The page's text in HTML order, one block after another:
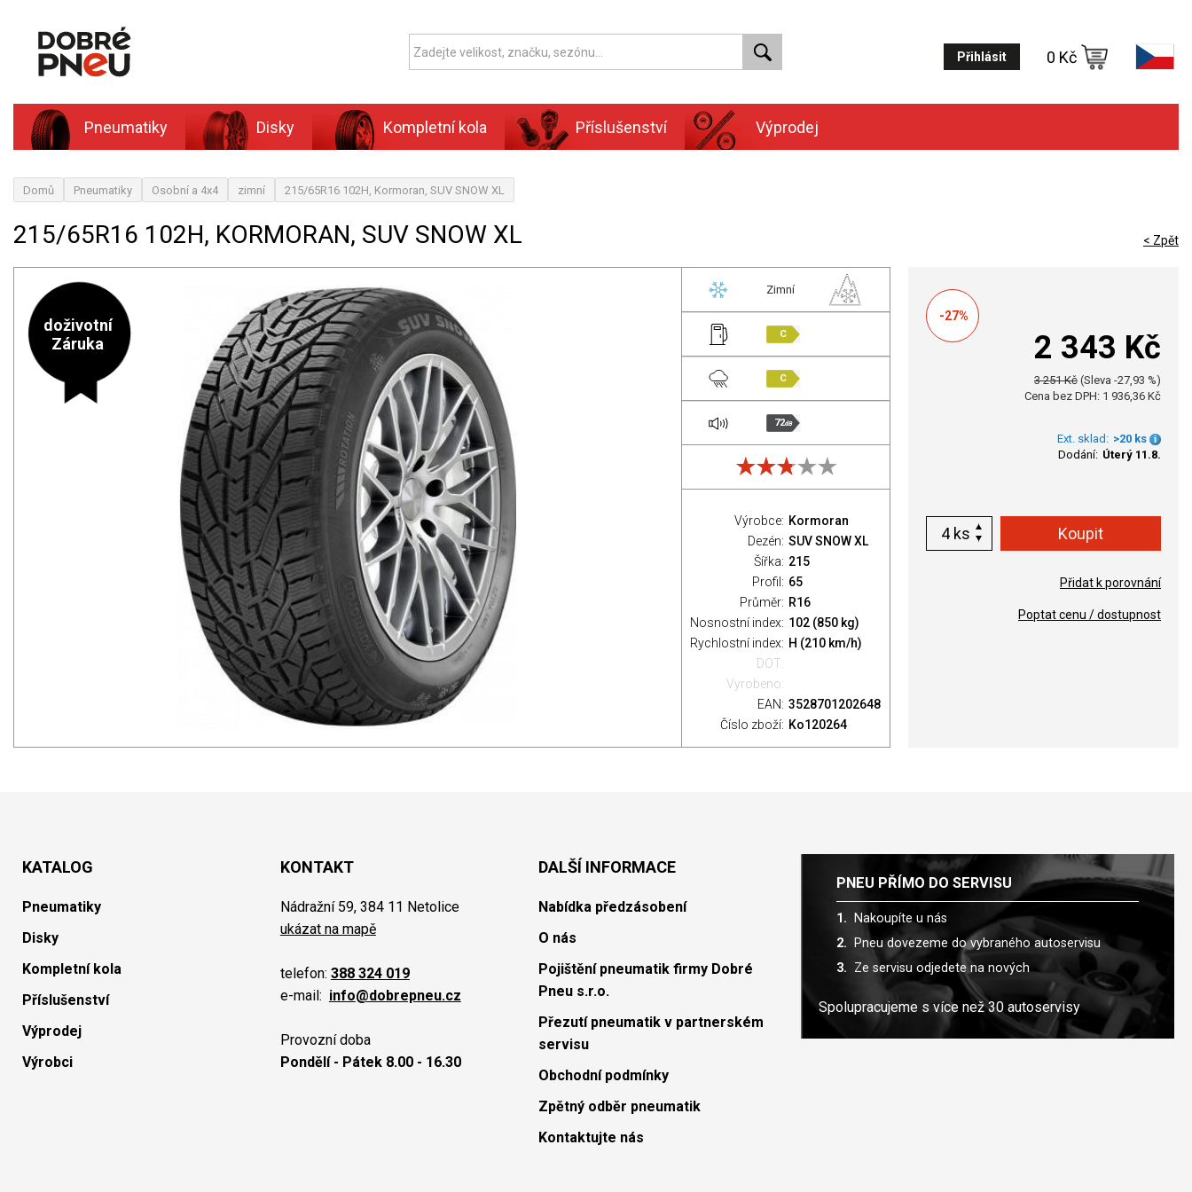
Přihlásit 0 Kč
Pneumatiky Disky Kompletní kola Příslušenství Výprodej
Domů Pneumatiky Osobní a 4x4 zimní 215/65R16 102H, Kormoran, SUV SNOW XL
215/65R16 102H, KORMORAN, SUV SNOW XL < Zpět
doživotní
Záruka
Zimní
C
C
72dB
Výrobce: Kormoran
Dezén: SUV SNOW XL
Šířka: 215
Profil: 65
Průměr: R16
Nosnostní index: 102 (850 kg)
Rychlostní index: H (210 km/h)
DOT:
Vyrobeno:
EAN: 3528701202648
Číslo zboží: Ko120264
-27%
2 343 Kč
3 251 Kč (Sleva -27,93 %)
Cena bez DPH: 1 936,36 Kč
Ext. sklad: >20 ks
Dodání: Úterý 11.8.
ks
Přidat k porovnání
Poptat cenu / dostupnost
KATALOG
Pneumatiky
Disky
Kompletní kola
Příslušenství
Výprodej
Výrobci
KONTAKT
Nádražní 59, 384 11 Netolice
ukázat na mapě
telefon: 388 324 019
e-mail: info@dobrepneu.cz
Provozní doba
Pondělí - Pátek 8.00 - 16.30
DALŠÍ INFORMACE
Nabídka předzásobení
O nás
Pojištění pneumatik firmy Dobré
Pneu s.r.o.
Přezutí pneumatik v partnerském
servisu
Obchodní podmínky
Zpětný odběr pneumatik
Kontaktujte nás
PNEU PŘÍMO DO SERVISU
Nakoupíte u nás
Pneu dovezeme do vybraného autoservisu
Ze servisu odjedete na nových
Spolupracujeme s více než 30 autoservisy